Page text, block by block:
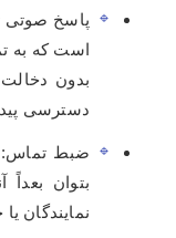
است که به
بدون دخالت
دسترسی پیدا
ضبط تماس:
بتوان بعداً
نمایندگان یا